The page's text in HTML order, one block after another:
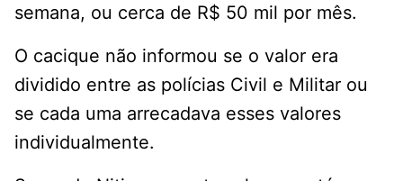
semana, ou cerca de R$ 50 mil por mês.
O cacique não informou se o valor era
dividido entre as polícias Civil e Militar ou
se cada uma arrecadava esses valores
individualmente.